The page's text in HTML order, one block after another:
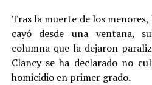
Tras la muerte de los
cayó desde una ventana,
columna que la dejaron
Clancy se ha declarado no
homicidio en primer grado.